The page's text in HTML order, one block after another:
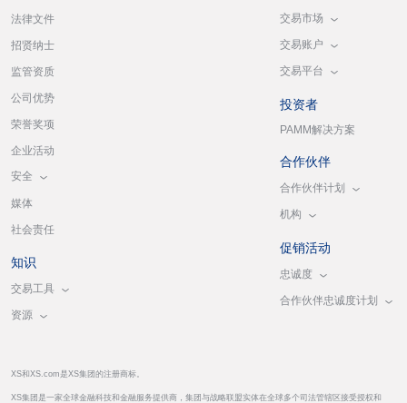
法律文件
招贤纳士
监管资质
公司优势
荣誉奖项
企业活动
安全
媒体
社会责任
知识
交易工具
资源
交易市场
交易账户
交易平台
投资者
PAMM解决方案
合作伙伴
合作伙伴计划
机构
促销活动
忠诚度
合作伙伴忠诚度计划
XS和XS.com是XS集团的注册商标。
XS集团是一家全球金融科技和金融服务提供商，集团与战略联盟实体在全球多个司法管辖区接受授权和